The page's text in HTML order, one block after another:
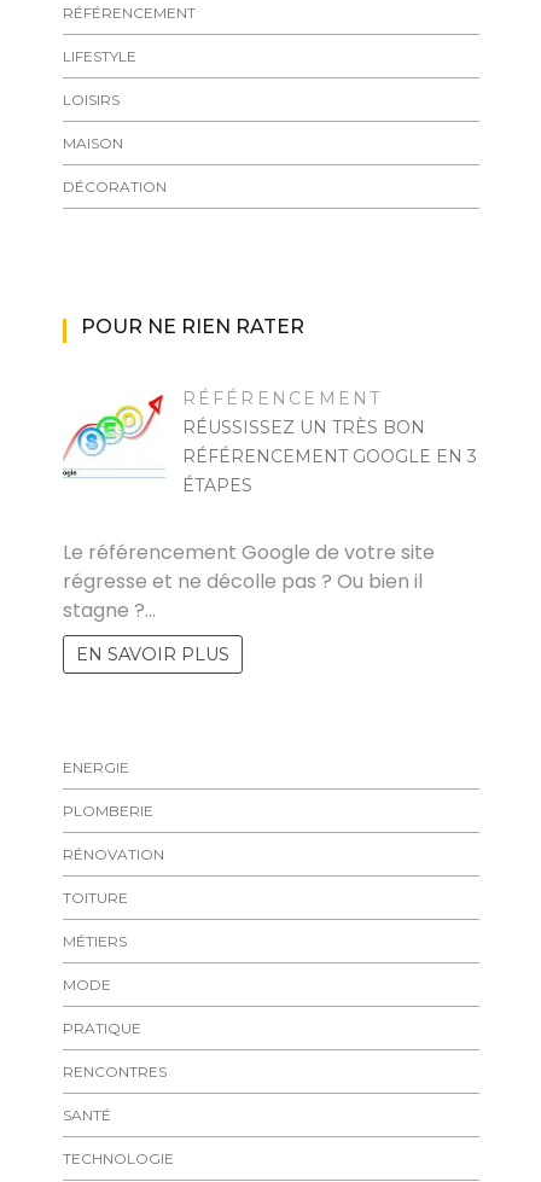
RÉFÉRENCEMENT
LIFESTYLE
LOISIRS
MAISON
DÉCORATION
POUR NE RIEN RATER
RÉFÉRENCEMENT
RÉUSSISSEZ UN TRÈS BON
RÉFÉRENCEMENT GOOGLE EN 3
ÉTAPES
Le référencement Google de votre site
régresse et ne décolle pas ? Ou bien il
stagne ?…
EN SAVOIR PLUS
ENERGIE
PLOMBERIE
RÉNOVATION
TOITURE
MÉTIERS
MODE
PRATIQUE
RENCONTRES
SANTÉ
TECHNOLOGIE